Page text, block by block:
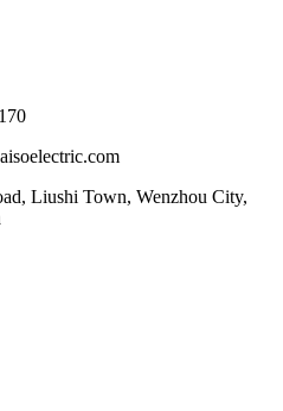
Liushi Town, Wenzhou City,